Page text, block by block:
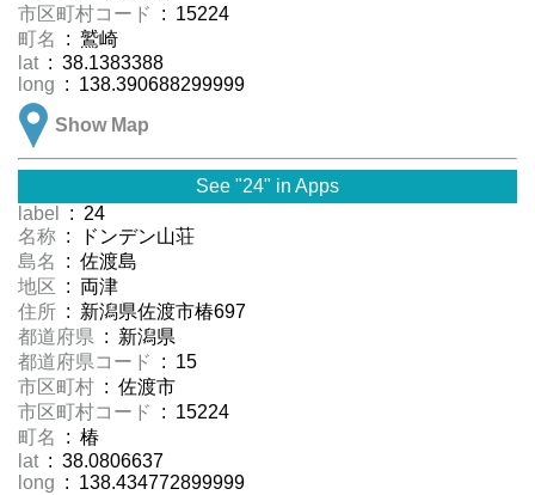
市区町村コード
: 15224
町名
: 鷲崎
lat : 38.1383388
long : 138.390688299999
Show Map
See "24" in Apps
label
: 24
名称 : ドンデン山荘
島名
: 佐渡島
地区 : 両津
住所 : 新潟県佐渡市椿697
都道府県 : 新潟県
都道府県コード
: 15
市区町村 : 佐渡市
市区町村コード
: 15224
町名
: 椿
lat : 38.0806637
long : 138.434772899999